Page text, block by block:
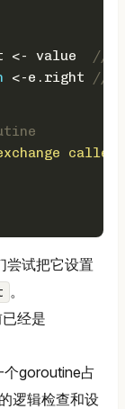
<- value
//
<-e.right
//
尝试把它设置
。
经是
个goroutine占
逻辑检查和设